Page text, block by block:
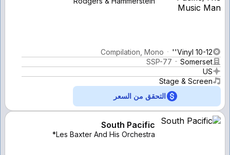
Vinyl 10-12''
Compilation, Mono
Somerset
SSP-77
US
Stage & Screen
التحقق من السعر
South Pacific
Les Baxter And His Orchestra*